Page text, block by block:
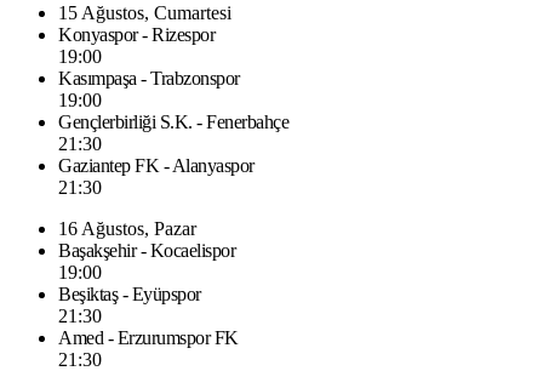
15 Ağustos, Cumartesi
Konyaspor - Rizespor
19:00
Kasımpaşa - Trabzonspor
19:00
Gençlerbirliği S.K. - Fenerbahçe
21:30
Gaziantep FK - Alanyaspor
21:30
16 Ağustos, Pazar
Başakşehir - Kocaelispor
19:00
Beşiktaş - Eyüpspor
21:30
Amed - Erzurumspor FK
21:30